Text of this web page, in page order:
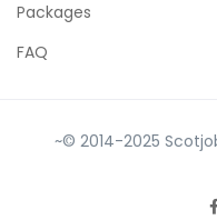
Packages
FAQ
~© 2014-2025